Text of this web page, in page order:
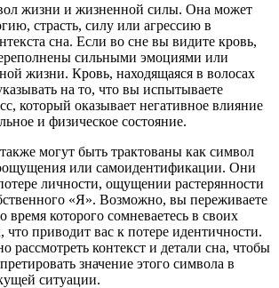
жизни и жизненной силы. Она может
страсть, силу или агрессию в
сна. Если во сне вы видите кровь,
сильными эмоциями или
жизни. Кровь, находящаяся в волосах
на то, что вы испытываете
который оказывает негативное влияние
и физическое состояние.
могут быть трактованы как символ
или самоидентификации. Они
личности, ощущении растерянности
«Я». Возможно, вы переживаете
время которого сомневаетесь в своих
что приводит вас к потере идентичности.
рассмотреть контекст и детали сна, чтобы
значение этого символа в
ситуации.